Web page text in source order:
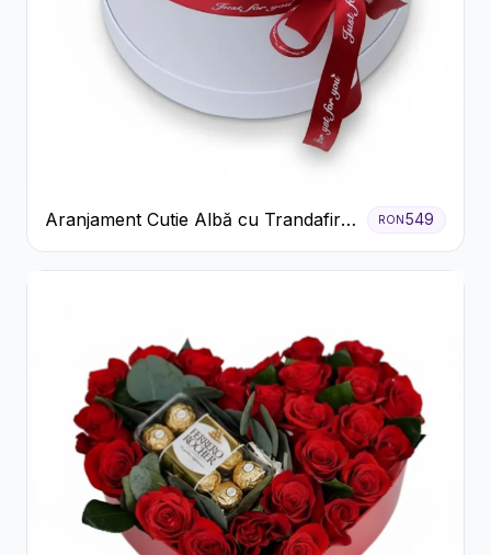
Aranjament Cutie Albă cu Trandafiri
Roșii și Raffaello
RON549